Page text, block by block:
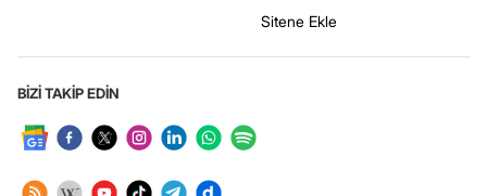
Sitene Ekle
BİZİ TAKİP EDİN